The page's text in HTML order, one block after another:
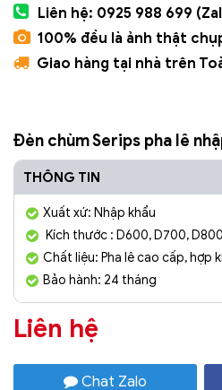
Liên hệ: 0925 988 699
100% đều là ảnh thật
Giao hàng tại nhà trên
Đèn chùm Serips pha lê
THÔNG TIN
Xuất xứ: Nhập khẩu
Kích thước : D600, D700,
Chất liệu: Pha lê cao cấp, hợp
Bảo hành: 24 tháng
Liên hệ
Chat Zalo